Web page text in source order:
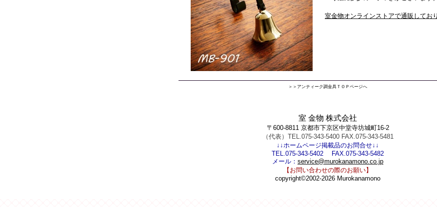
室金物オンラインストアで通販してお
＞＞アンティーク調金具ＴＯＰページへ
室 金物 株式会社
〒600-8811 京都市下京区中堂寺坊城町16-2
（代表）TEL.075-343-5400 FAX.075-343-5481
↓↓ホームページ掲載品のお問合せ↓↓
TEL.075-343-5402 FAX.075-343-5482
メール： service@murokanamono.co.jp
【お問い合わせの際のお願い】
copyright©2002-2026 Murokanamono